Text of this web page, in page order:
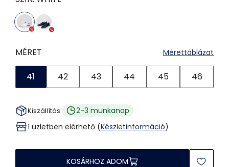
MÉRET Mérettáblázat
41 42 43 44 45 46
Kiszállítás:
2-3 munkanap
1 üzletben elérhető (Készletinformáció)
KOSÁRHOZ ADOM